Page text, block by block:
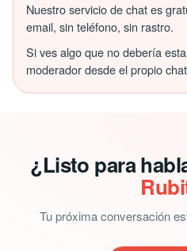
Nuestro servicio de chat es
email, sin teléfono, sin rastro.
Si ves algo que no debería
moderador desde el propio
¿Listo para
Tu próxima conversación